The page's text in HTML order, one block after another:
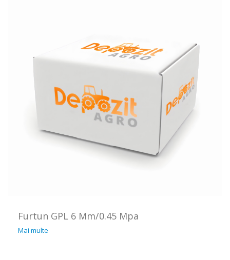
Furtun GPL 6 Mm/0.45 Mpa
Mai multe